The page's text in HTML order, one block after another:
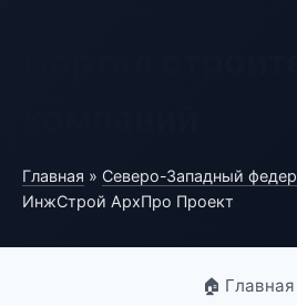
Главная » Северо-Западный
ИнжСтрой АрхПро Проект
🏠 Главная